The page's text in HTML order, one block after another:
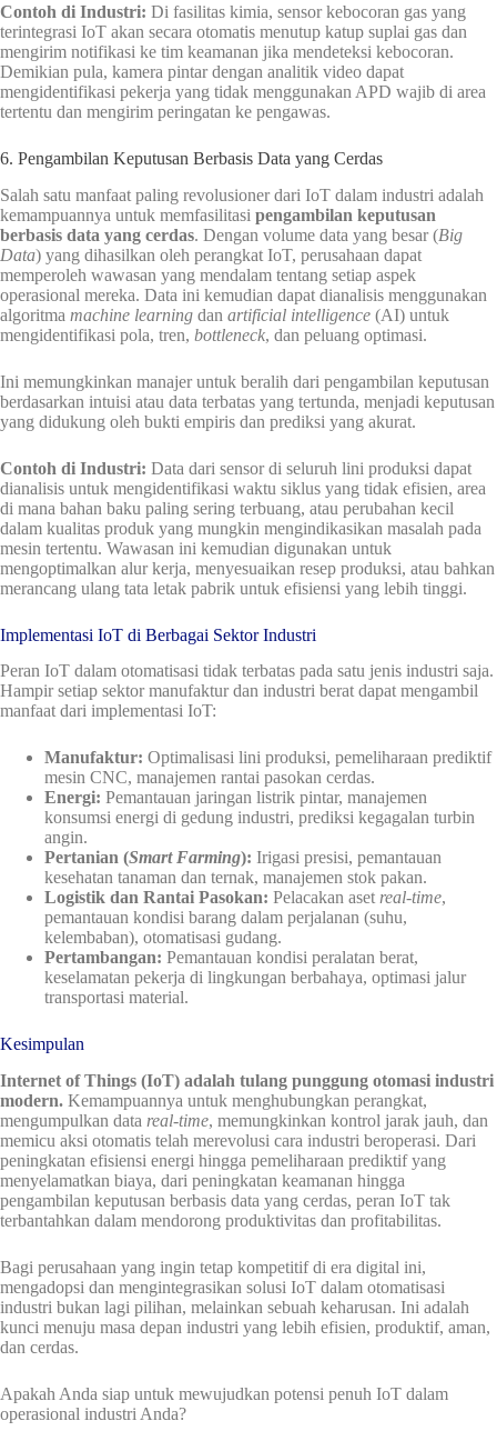
Contoh di Industri: Di fasilitas kimia, sensor kebocoran gas yang
terintegrasi IoT akan secara otomatis menutup katup suplai gas dan
mengirim notifikasi ke tim keamanan jika mendeteksi kebocoran.
Demikian pula, kamera pintar dengan analitik video dapat
mengidentifikasi pekerja yang tidak menggunakan APD wajib di area
tertentu dan mengirim peringatan ke pengawas.
6. Pengambilan Keputusan Berbasis Data yang Cerdas
Salah satu manfaat paling revolusioner dari IoT dalam industri adalah
kemampuannya untuk memfasilitasi pengambilan keputusan
berbasis data yang cerdas. Dengan volume data yang besar (Big
Data) yang dihasilkan oleh perangkat IoT, perusahaan dapat
memperoleh wawasan yang mendalam tentang setiap aspek
operasional mereka. Data ini kemudian dapat dianalisis menggunakan
algoritma machine learning dan artificial intelligence (AI) untuk
mengidentifikasi pola, tren, bottleneck, dan peluang optimasi.
Ini memungkinkan manajer untuk beralih dari pengambilan keputusan
berdasarkan intuisi atau data terbatas yang tertunda, menjadi keputusan
yang didukung oleh bukti empiris dan prediksi yang akurat.
Contoh di Industri: Data dari sensor di seluruh lini produksi dapat
dianalisis untuk mengidentifikasi waktu siklus yang tidak efisien, area
di mana bahan baku paling sering terbuang, atau perubahan kecil
dalam kualitas produk yang mungkin mengindikasikan masalah pada
mesin tertentu. Wawasan ini kemudian digunakan untuk
mengoptimalkan alur kerja, menyesuaikan resep produksi, atau bahkan
merancang ulang tata letak pabrik untuk efisiensi yang lebih tinggi.
Implementasi IoT di Berbagai Sektor Industri
Peran IoT dalam otomatisasi tidak terbatas pada satu jenis industri saja.
Hampir setiap sektor manufaktur dan industri berat dapat mengambil
manfaat dari implementasi IoT:
Manufaktur: Optimalisasi lini produksi, pemeliharaan prediktif
mesin CNC, manajemen rantai pasokan cerdas.
Energi: Pemantauan jaringan listrik pintar, manajemen
konsumsi energi di gedung industri, prediksi kegagalan turbin
angin.
Pertanian (Smart Farming): Irigasi presisi, pemantauan
kesehatan tanaman dan ternak, manajemen stok pakan.
Logistik dan Rantai Pasokan: Pelacakan aset real-time,
pemantauan kondisi barang dalam perjalanan (suhu,
kelembaban), otomatisasi gudang.
Pertambangan: Pemantauan kondisi peralatan berat,
keselamatan pekerja di lingkungan berbahaya, optimasi jalur
transportasi material.
Kesimpulan
Internet of Things (IoT) adalah tulang punggung otomasi industri
modern. Kemampuannya untuk menghubungkan perangkat,
mengumpulkan data real-time, memungkinkan kontrol jarak jauh, dan
memicu aksi otomatis telah merevolusi cara industri beroperasi. Dari
peningkatan efisiensi energi hingga pemeliharaan prediktif yang
menyelamatkan biaya, dari peningkatan keamanan hingga
pengambilan keputusan berbasis data yang cerdas, peran IoT tak
terbantahkan dalam mendorong produktivitas dan profitabilitas.
Bagi perusahaan yang ingin tetap kompetitif di era digital ini,
mengadopsi dan mengintegrasikan solusi IoT dalam otomatisasi
industri bukan lagi pilihan, melainkan sebuah keharusan. Ini adalah
kunci menuju masa depan industri yang lebih efisien, produktif, aman,
dan cerdas.
Apakah Anda siap untuk mewujudkan potensi penuh IoT dalam
operasional industri Anda?